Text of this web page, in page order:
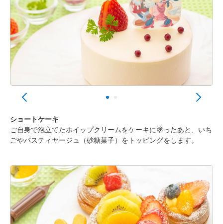
ショートケーキ
ご自身で泡立てたホイップクリームをケーキに塗ったあと、いち
ごやパスティヤージュ（砂糖菓子）をトッピングをします。